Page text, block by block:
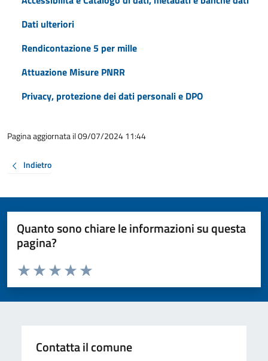
Dati ulteriori
Rendicontazione 5 per mille
Attuazione Misure PNRR
Privacy, protezione dei dati personali e DPO
Pagina aggiornata il 09/07/2024 11:44
Indietro
Quanto sono chiare le informazioni su questa
pagina?
Valuta da 1 a 5 stelle la pagina
Valuta 5 stelle su 5
Valuta 4 stelle su 5
Valuta 3 stelle su 5
Valuta 2 stelle su 5
Valuta 1 stelle su 5
Contatta il comune